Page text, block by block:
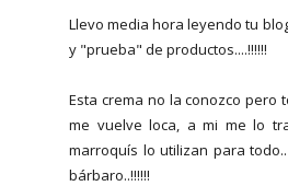
Llevo media hora leyendo tu
y "prueba" de productos....!!!!!!
Esta crema no la conozco
me vuelve loca, a mi me lo
marroquís lo utilizan para
bárbaro..!!!!!!